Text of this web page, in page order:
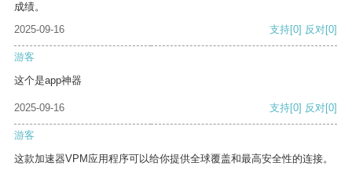
成绩。
2025-09-16
支持[0] 反对[0]
游客
这个是app神器
2025-09-16 支持[0] 反对[0]
游客
这款加速器VPM应用程序可以给你提供全球覆盖和最高安全性的连接。